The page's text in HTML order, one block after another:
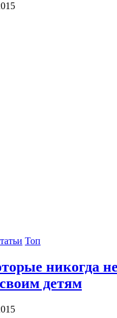
Топ
никогда
детям